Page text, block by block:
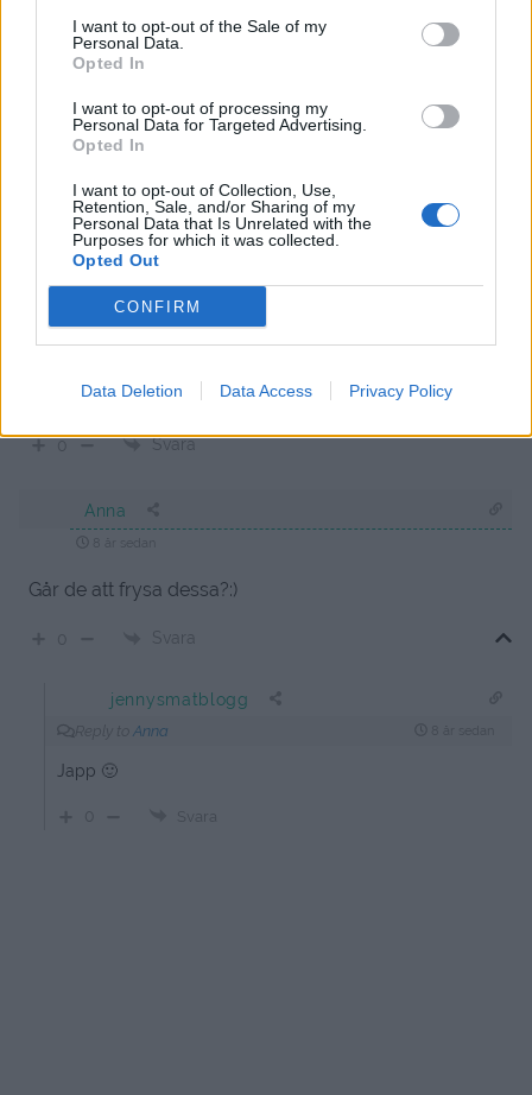
I want to opt-out of the Sale of my
Personal Data.
Opted In
I want to opt-out of processing my
Personal Data for Targeted Advertising.
Opted In
I want to opt-out of Collection, Use,
Retention, Sale, and/or Sharing of my
Personal Data that Is Unrelated with the
Purposes for which it was collected.
Opted Out
CONFIRM
Data Deletion Data Access Privacy Policy
Vad mysigt med lite blåbärsplockning, här i Luleå får vi
nog vänta ett tag till på det.
en storfavorithttp://mat-
ro.blogspot.se/2011/08/blabarsrutor-med-
Blåbärsbullar med mandelmassa och kardemumma
är också supergotthttp://mat-
ro.blogspot.se/2008/11/blbrsbullar.html
Blåbärspannacotta är en supergod efterrätt
http://mat-
Kram Sara
Svara
Anna
8 år sedan
Går de att frysa dessa?:)
Svara
jennysmatblogg
Anna
Japp 🙂
Svara